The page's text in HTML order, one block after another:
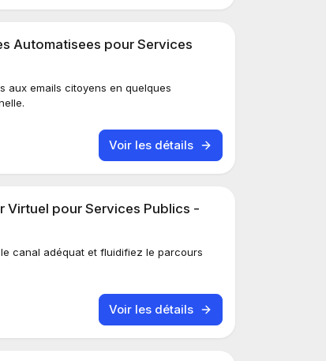
Automatisees pour Services
aux emails citoyens en quelques
Voir les détails
Virtuel pour Services Publics -
canal adéquat et fluidifiez le parcours
Voir les détails